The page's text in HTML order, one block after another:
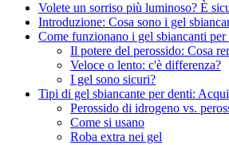
Volete un sorriso più luminoso? È
Introduzione: Cosa sono i gel
Come funzionano i gel sbiancanti
Il potere del perossido: Cosa
Veloce o lento: c'è differenza?
I gel sono sicuri?
Tipi di gel sbiancante per denti:
Perossido di idrogeno vs.
Come si usano
Roba extra nei gel